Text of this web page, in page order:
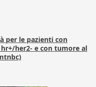
per le pazienti con
her2- e con tumore al